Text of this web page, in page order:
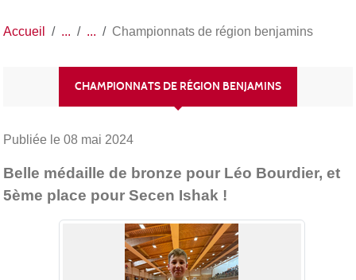
Accueil Championnats de région benjamins
CHAMPIONNATS DE RÉGION BENJAMINS
Publiée le 08 mai 2024
Belle médaille de bronze pour Léo Bourdier, et
5ème place pour Secen Ishak !